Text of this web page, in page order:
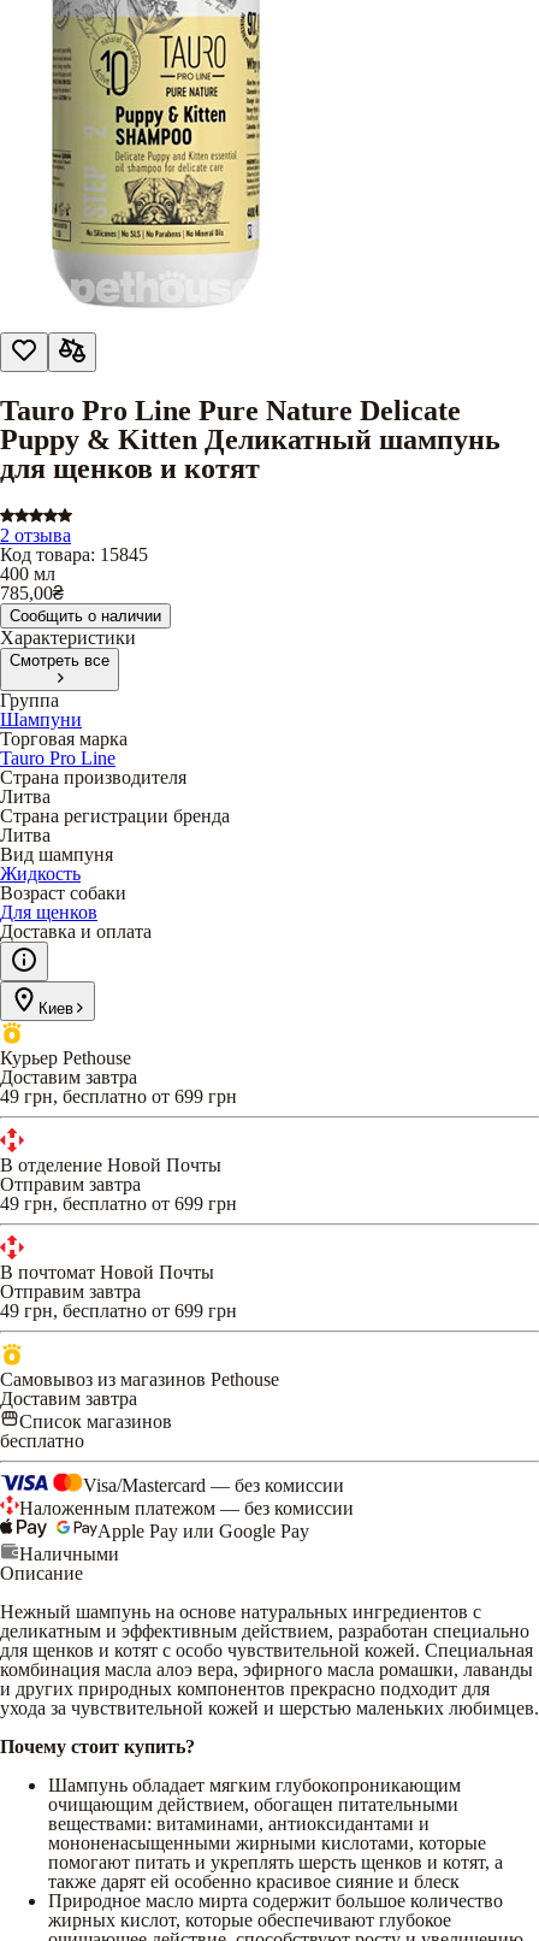
Tauro Pro Line Pure Nature Delicate
Puppy & Kitten Деликатный шампунь
для щенков и котят
2 отзыва
Код товара: 15845
400 мл
785,00₴
Сообщить о наличии
Характеристики
Смотреть все
Группа
Шампуни
Торговая марка
Tauro Pro Line
Страна производителя
Литва
Страна регистрации бренда
Литва
Вид шампуня
Жидкость
Возраст собаки
Для щенков
Доставка и оплата
Киев
Курьер Pethouse
Доставим завтра
49 грн, бесплатно от 699 грн
В отделение Новой Почты
Отправим завтра
49 грн, бесплатно от 699 грн
В почтомат Новой Почты
Отправим завтра
49 грн, бесплатно от 699 грн
Самовывоз из магазинов Pethouse
Доставим завтра
Список магазинов
бесплатно
Visa/Mastercard — без комиссии
Наложенным платежом — без комиссии
Apple Pay или Google Pay
Наличными
Описание
Нежный шампунь на основе натуральных ингредиентов с
деликатным и эффективным действием, разработан специально
для щенков и котят с особо чувствительной кожей. Специальная
комбинация масла алоэ вера, эфирного масла ромашки, лаванды
и других природных компонентов прекрасно подходит для
ухода за чувствительной кожей и шерстью маленьких любимцев.
Почему стоит купить?
Шампунь обладает мягким глубокопроникающим
очищающим действием, обогащен питательными
веществами: витаминами, антиоксидантами и
мононенасыщенными жирными кислотами, которые
помогают питать и укреплять шерсть щенков и котят, а
также дарят ей особенно красивое сияние и блеск
Природное масло мирта содержит большое количество
жирных кислот, которые обеспечивают глубокое